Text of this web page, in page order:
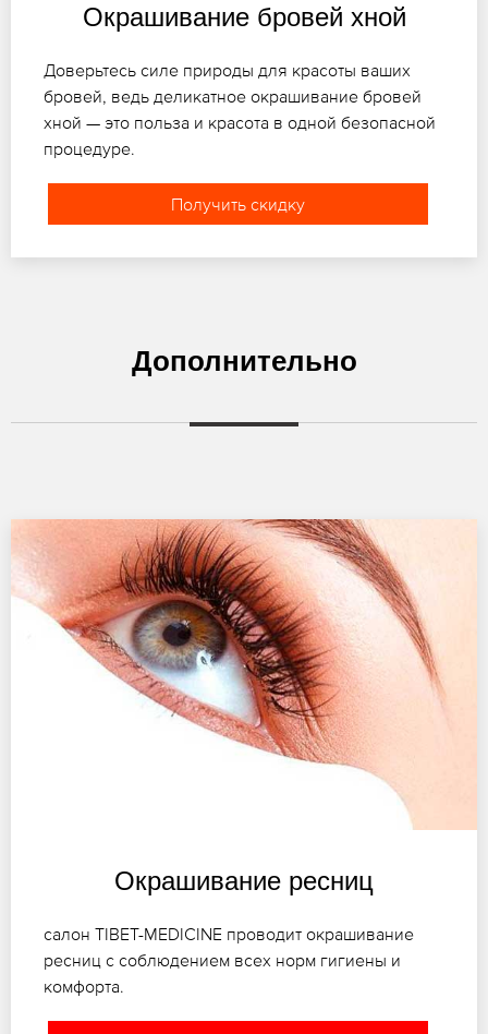
Окрашивание бровей хной
Доверьтесь силе природы для красоты ваших
бровей, ведь деликатное окрашивание бровей
хной — это польза и красота в одной безопасной
процедуре.
Получить скидку
Дополнительно
Окрашивание ресниц
салон TIBET-MEDICINE проводит окрашивание
ресниц с соблюдением всех норм гигиены и
комфорта.